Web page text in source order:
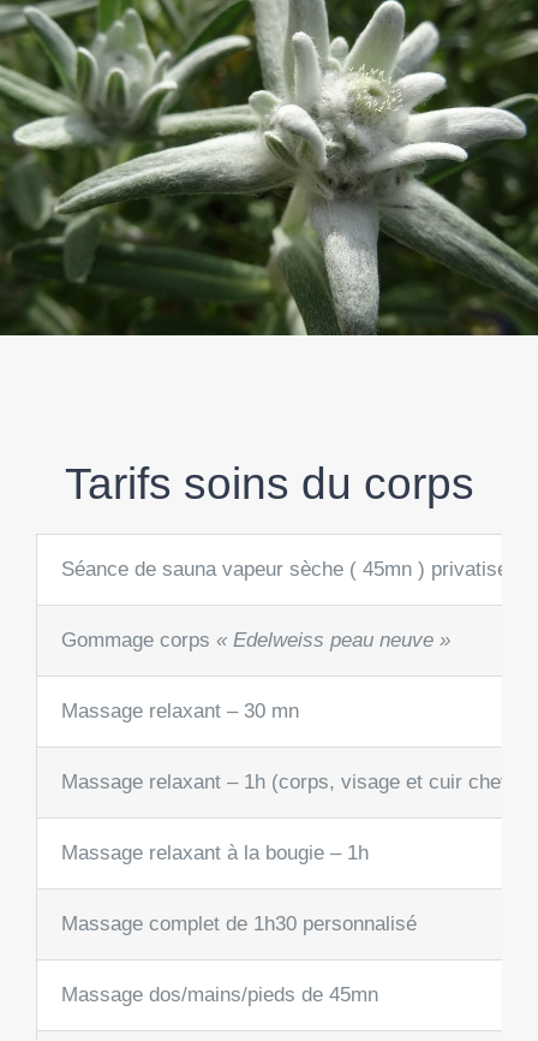
Tarifs soins du corps
Séance de sauna vapeur sèche ( 45mn ) privatisé
Gommage corps « Edelweiss peau neuve »
Massage relaxant – 30 mn
Massage relaxant – 1h (corps, visage et cuir
Massage relaxant à la bougie – 1h
Massage complet de 1h30 personnalisé
Massage dos/mains/pieds de 45mn